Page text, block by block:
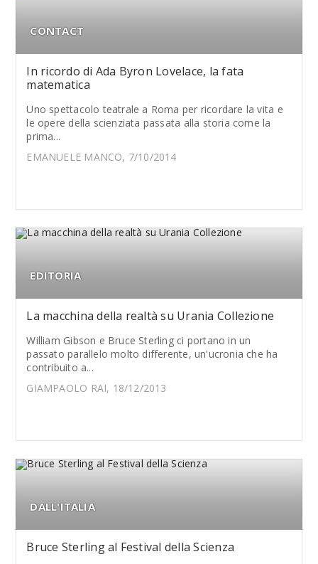
CONTACT
In ricordo di Ada Byron Lovelace, la fata
matematica
Uno spettacolo teatrale a Roma per ricordare la vita e
le opere della scienziata passata alla storia come la
prima...
EMANUELE MANCO, 7/10/2014
EDITORIA
La macchina della realtà su Urania Collezione
William Gibson e Bruce Sterling ci portano in un
passato parallelo molto differente, un'ucronia che ha
contribuito a...
GIAMPAOLO RAI, 18/12/2013
DALL'ITALIA
Bruce Sterling al Festival della Scienza